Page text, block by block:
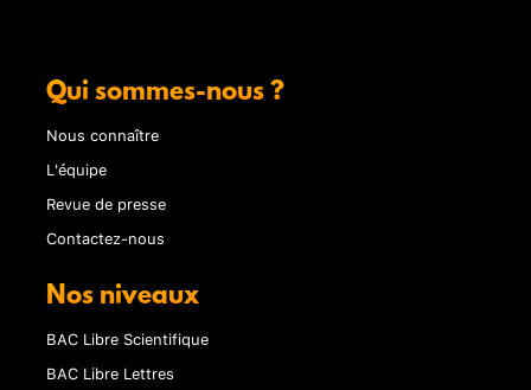
Qui sommes-nous ?
Nous connaître
L'équipe
Revue de presse
Contactez-nous
Nos niveaux
BAC Libre Scientifique
BAC Libre Lettres